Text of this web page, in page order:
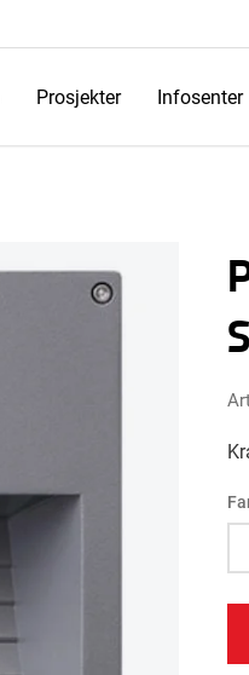
Prosjekter Infosenter